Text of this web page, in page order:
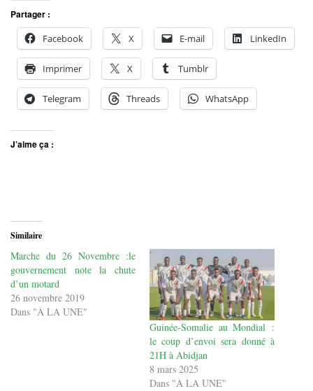
Partager :
Facebook
X E-mail LinkedIn
Imprimer X Tumblr
Telegram Threads WhatsApp
J’aime ça :
Similaire
Marche du 26 Novembre :le
gouvernement note la chute
d’un motard
26 novembre 2019
Dans "À LA UNE"
Guinée-Somalie au Mondial :
le coup d’envoi sera donné à
21H à Abidjan
8 mars 2025
Dans "À LA UNE"